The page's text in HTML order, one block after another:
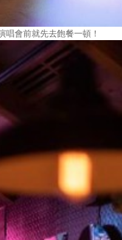
會前就先去飽餐一頓！